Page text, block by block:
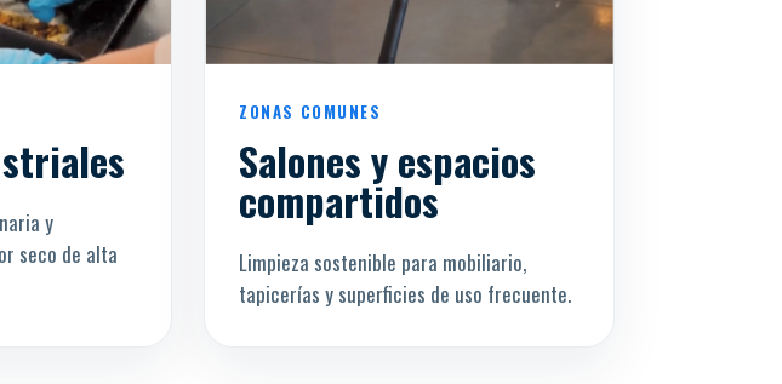
y
seco de alta
ZONAS COMUNES
Salones y espacios
compartidos
Limpieza sostenible para mobiliario,
tapicerías y superficies de uso frecuente.